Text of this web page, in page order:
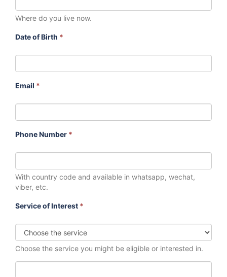
Where do you live now.
Date of Birth *
Email *
Phone Number *
With country code and available in whatsapp, wechat,
viber, etc.
Service of Interest *
Choose the service you might be eligible or interested in.